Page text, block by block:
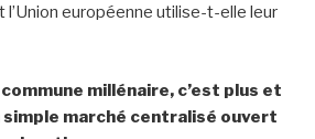
européenne utilise-t-elle leur
commune millénaire, c’est plus et
simple marché centralisé ouvert